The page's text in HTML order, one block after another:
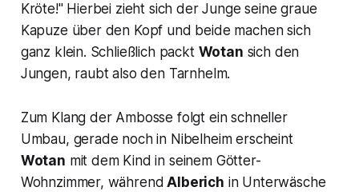
Kröte!"Hierbei zieht sich der Junge seine graue
Kapuze über den Kopf und beide machen sich
ganz klein. Schließlich packt Wotan sich den
Jungen, raubt also den Tarnhelm.
Zum Klang der Ambosse folgt ein schneller
Umbau, gerade noch in Nibelheim erscheint
Wotan mit dem Kind in seinem Götter-
Wohnzimmer, während Alberich in Unterwäsche